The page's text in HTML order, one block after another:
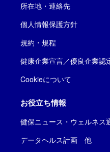
所在地・連絡先
個人情報保護方針
規約・規程
健康企業宣言／優良企業認
Cookieについて
お役立ち情報
健保ニュース・ウェルネス
データヘルス計画 他